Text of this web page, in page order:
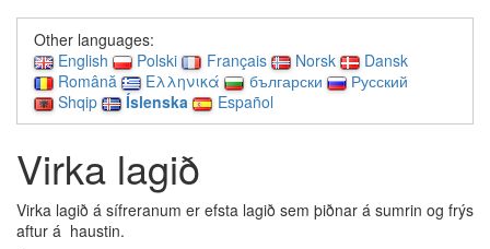
Other languages:
English
Polski Français Norsk
Dansk
Română
Ελληνικά български
Русский
Shqip
Íslenska Español
Virka lagið
Virka lagið á sífreranum er efsta lagið sem þiðnar á sumrin og frýs
aftur á haustin.